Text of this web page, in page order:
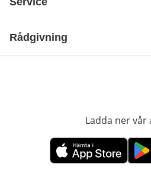
Rådgivning
Ladda ner vår
öppnas i nytt fönster